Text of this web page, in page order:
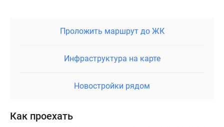
Проложить маршрут до ЖК
Инфраструктура на карте
Новостройки рядом
Как проехать